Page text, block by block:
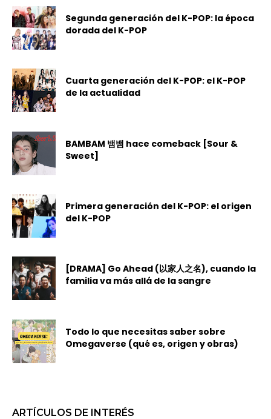
Segunda generación del K-POP: la época
dorada del K-POP
Cuarta generación del K-POP: el K-POP
de la actualidad
BAMBAM 뱀뱀 hace comeback [Sour &
Sweet]
Primera generación del K-POP: el origen
del K-POP
[DRAMA] Go Ahead (以家人之名), cuando la
familia va más allá de la sangre
Todo lo que necesitas saber sobre
Omegaverse (qué es, origen y obras)
ARTÍCULOS DE INTERÉS